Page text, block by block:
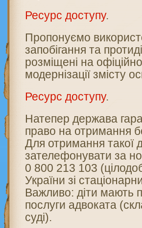
Ресурс доступу.
Пропонуємо
запобігання та
розміщені на
модернізації змісту
Ресурс доступу.
Натепер держава
право на отримання
Для отримання такої
зателефонувати за
0 800 213 103
України зі
Важливо: діти мають
послуги адвоката
суді).